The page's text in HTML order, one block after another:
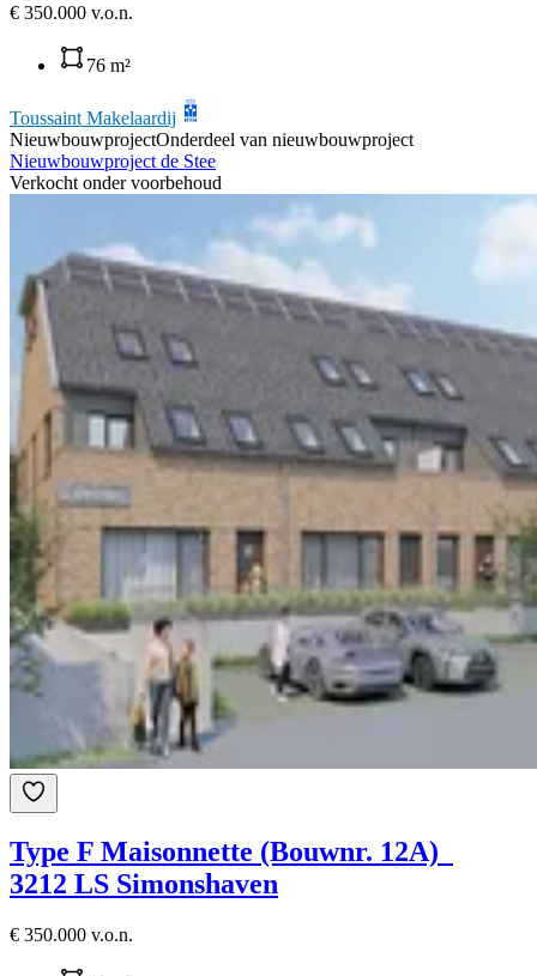
€ 350.000 v.o.n.
76 m²
Toussaint Makelaardij
NieuwbouwprojectOnderdeel van nieuwbouwproject
Nieuwbouwproject de Stee
Verkocht onder voorbehoud
Type F Maisonnette (Bouwnr. 12A)
3212 LS Simonshaven
€ 350.000 v.o.n.